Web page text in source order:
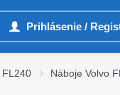
Prihlásenie /
FL240
Náboje Volvo